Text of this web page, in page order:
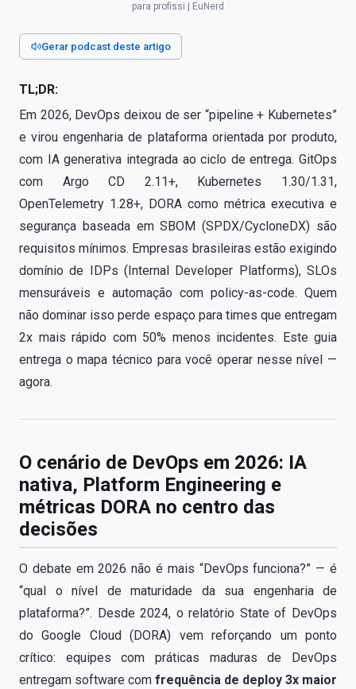
para profissi | EuNerd
Gerar podcast deste artigo
TL;DR:
Em 2026, DevOps deixou de ser “pipeline + Kubernetes”
e virou engenharia de plataforma orientada por produto,
com IA generativa integrada ao ciclo de entrega. GitOps
com Argo CD 2.11+, Kubernetes 1.30/1.31,
OpenTelemetry 1.28+, DORA como métrica executiva e
segurança baseada em SBOM (SPDX/CycloneDX) são
requisitos mínimos. Empresas brasileiras estão exigindo
domínio de IDPs (Internal Developer Platforms), SLOs
mensuráveis e automação com policy-as-code. Quem
não dominar isso perde espaço para times que entregam
2x mais rápido com 50% menos incidentes. Este guia
entrega o mapa técnico para você operar nesse nível —
agora.
O cenário de DevOps em 2026: IA
nativa, Platform Engineering e
métricas DORA no centro das
decisões
O debate em 2026 não é mais “DevOps funciona?” — é
“qual o nível de maturidade da sua engenharia de
plataforma?”. Desde 2024, o relatório State of DevOps
do Google Cloud (DORA) vem reforçando um ponto
crítico: equipes com práticas maduras de DevOps
entregam software com frequência de deploy 3x maior